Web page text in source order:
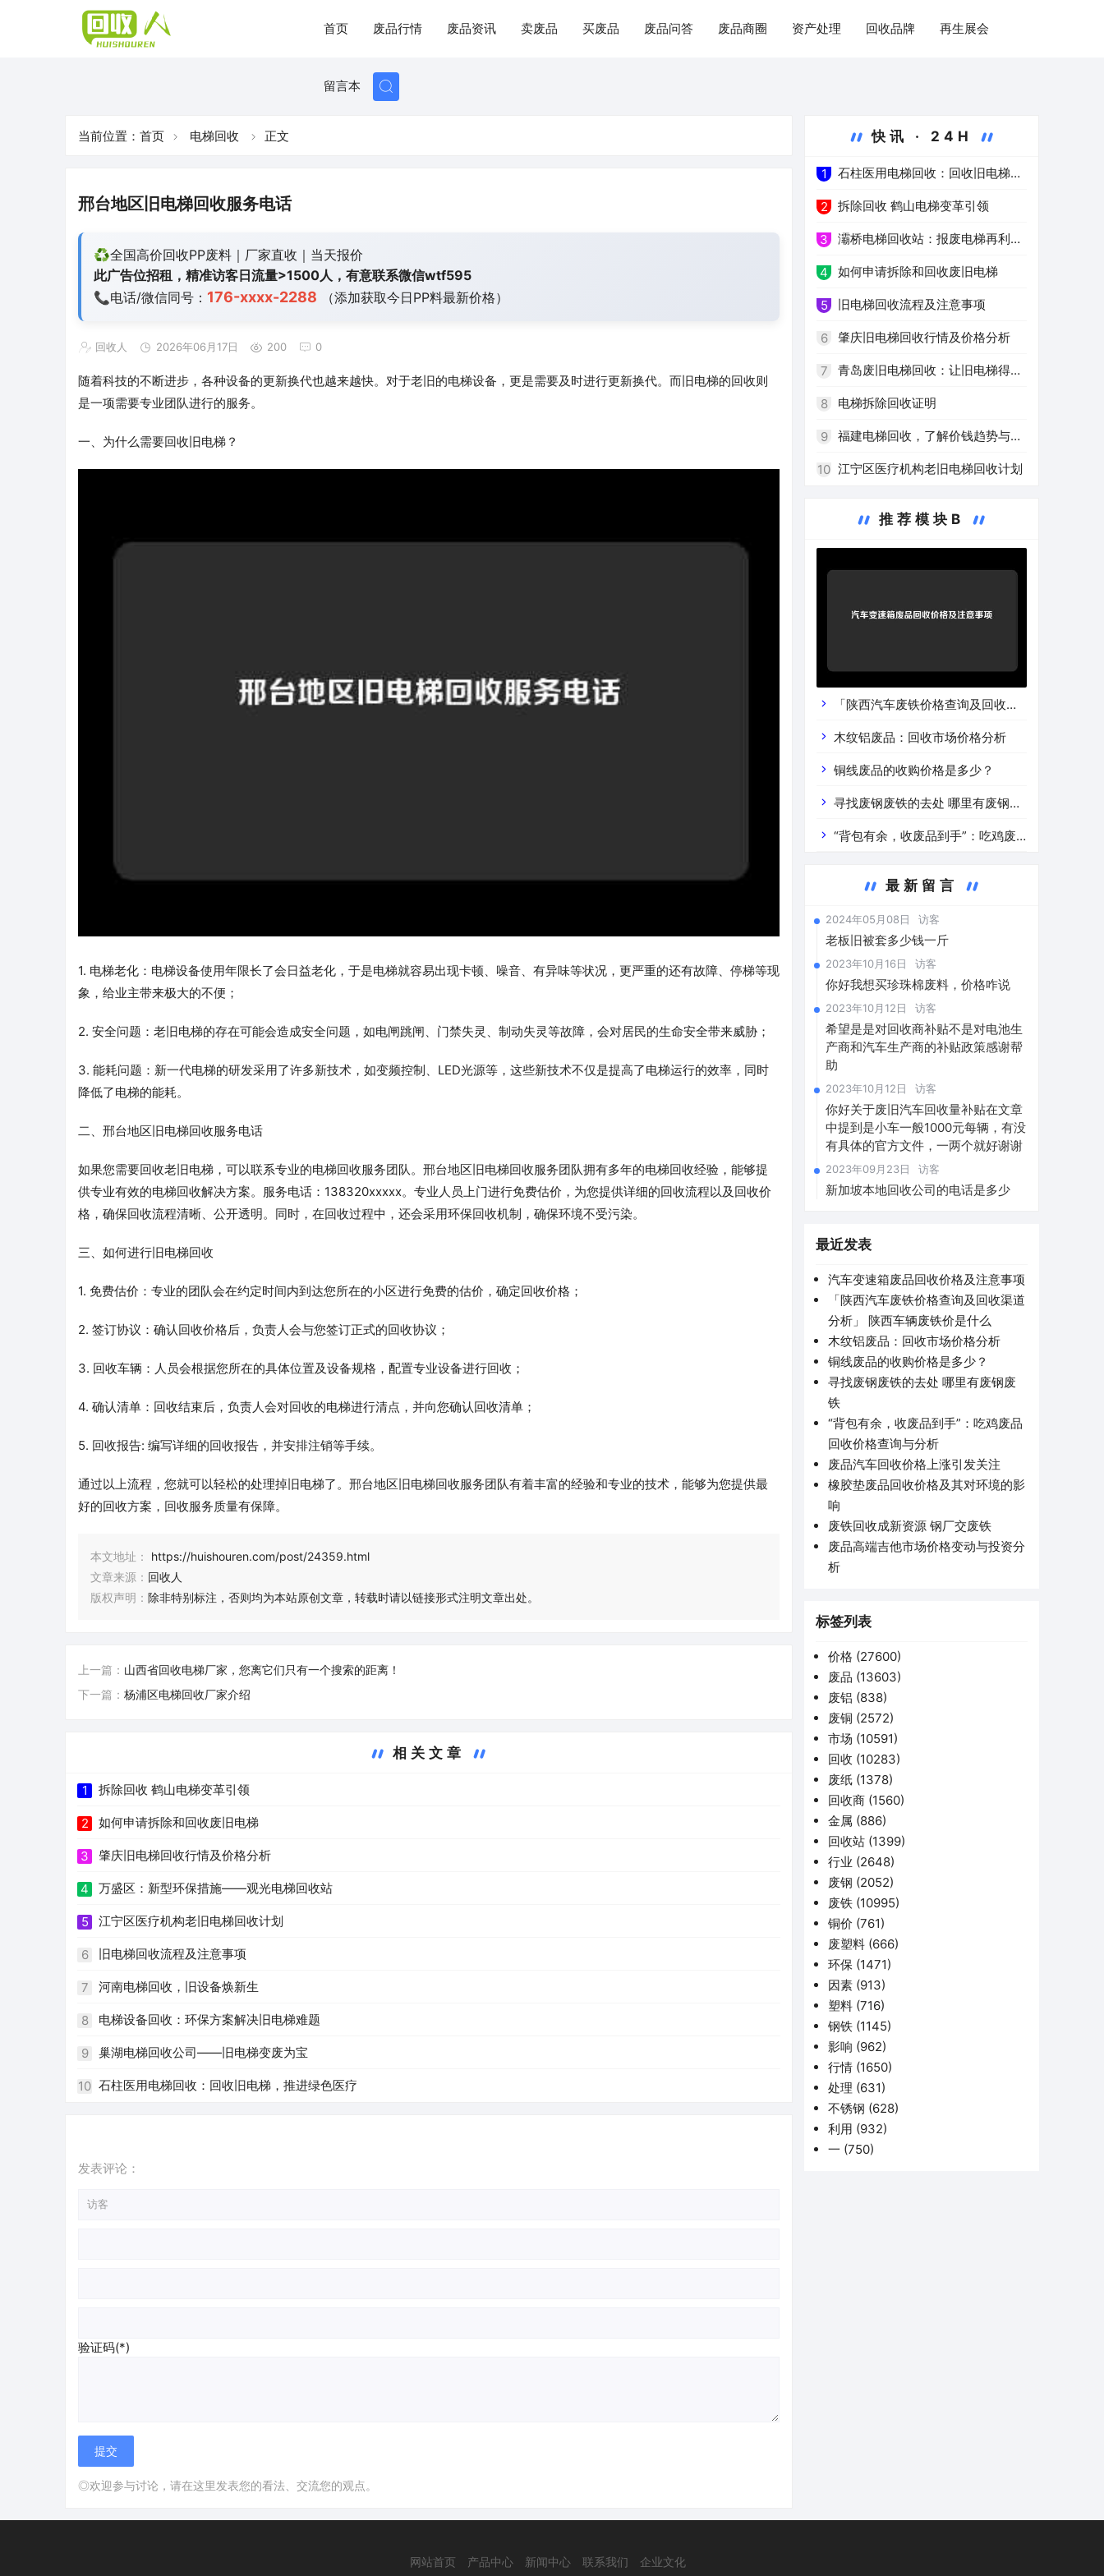
首页 废品行情 废品资讯 卖废品 买废品 废品问答 废品商圈 资产处理 回收品牌 再生展会
留言本
当前位置： 首页 电梯回收 正文
邢台地区旧电梯回收服务电话
♻️全国高价回收PP废料｜厂家直收｜当天报价
此广告位招租，精准访客日流量>1500人，有意联系微信wtf595
📞电话/微信同号： 176-xxxx-2288 （添加获取今日PP料最新价格）
回收人 2026年06月17日 200 0
随着科技的不断进步，各种设备的更新换代也越来越快。对于老旧的电梯设备，更是需要及时进行更新换代。而旧电梯的回收则
是一项需要专业团队进行的服务。
一、为什么需要回收旧电梯？
1. 电梯老化：电梯设备使用年限长了会日益老化，于是电梯就容易出现卡顿、噪音、有异味等状况，更严重的还有故障、停梯等现
象，给业主带来极大的不便；
2. 安全问题：老旧电梯的存在可能会造成安全问题，如电闸跳闸、门禁失灵、制动失灵等故障，会对居民的生命安全带来威胁；
3. 能耗问题：新一代电梯的研发采用了许多新技术，如变频控制、LED光源等，这些新技术不仅是提高了电梯运行的效率，同时
降低了电梯的能耗。
二、邢台地区旧电梯回收服务电话
如果您需要回收老旧电梯，可以联系专业的电梯回收服务团队。邢台地区旧电梯回收服务团队拥有多年的电梯回收经验，能够提
供专业有效的电梯回收解决方案。服务电话：138320xxxxx。专业人员上门进行免费估价，为您提供详细的回收流程以及回收价
格，确保回收流程清晰、公开透明。同时，在回收过程中，还会采用环保回收机制，确保环境不受污染。
三、如何进行旧电梯回收
1. 免费估价：专业的团队会在约定时间内到达您所在的小区进行免费的估价，确定回收价格；
2. 签订协议：确认回收价格后，负责人会与您签订正式的回收协议；
3. 回收车辆：人员会根据您所在的具体位置及设备规格，配置专业设备进行回收；
4. 确认清单：回收结束后，负责人会对回收的电梯进行清点，并向您确认回收清单；
5. 回收报告: 编写详细的回收报告，并安排注销等手续。
通过以上流程，您就可以轻松的处理掉旧电梯了。邢台地区旧电梯回收服务团队有着丰富的经验和专业的技术，能够为您提供最
好的回收方案，回收服务质量有保障。
本文地址：
https://huishouren.com/post/24359.html
文章来源： 回收人
版权声明： 除非特别标注，否则均为本站原创文章，转载时请以链接形式注明文章出处。
上一篇： 山西省回收电梯厂家，您离它们只有一个搜索的距离！
下一篇： 杨浦区电梯回收厂家介绍
相关文章
1 拆除回收 鹤山电梯变革引领
2 如何申请拆除和回收废旧电梯
3 肇庆旧电梯回收行情及价格分析
4 万盛区：新型环保措施——观光电梯回收站
5 江宁区医疗机构老旧电梯回收计划
6 旧电梯回收流程及注意事项
7 河南电梯回收，旧设备焕新生
8 电梯设备回收：环保方案解决旧电梯难题
9 巢湖电梯回收公司——旧电梯变废为宝
10 石柱医用电梯回收：回收旧电梯，推进绿色医疗
发表评论：
验证码(*)
◎欢迎参与讨论，请在这里发表您的看法、交流您的观点。
快讯 · 24H
1 石柱医用电梯回收：回收旧电梯，
推进绿色医疗
2 拆除回收 鹤山电梯变革引领
3 灞桥电梯回收站：报废电梯再利用
的环保之路
4 如何申请拆除和回收废旧电梯
5 旧电梯回收流程及注意事项
6 肇庆旧电梯回收行情及价格分析
7 青岛废旧电梯回收：让旧电梯得到
高效再利用
8 电梯拆除回收证明
9 福建电梯回收，了解价钱趋势与注
意事项
10 江宁区医疗机构老旧电梯回收计划
推荐模块B
「陕西汽车废铁价格查询及回收渠
道分析」 陕西车辆废铁价是什么
木纹铝废品：回收市场价格分析
铜线废品的收购价格是多少？
寻找废钢废铁的去处 哪里有废钢废
铁 “背包有余，收废品到手”：吃鸡废
最新留言
2024年05月08日 访客
老板旧被套多少钱一斤
2023年10月16日 访客
你好我想买珍珠棉废料，价格咋说
2023年10月12日 访客
希望是是对回收商补贴不是对电池生
产商和汽车生产商的补贴政策感谢帮
助
2023年10月12日 访客
你好关于废旧汽车回收量补贴在文章
中提到是小车一般1000元每辆，有没
有具体的官方文件，一两个就好谢谢
2023年09月23日 访客
新加坡本地回收公司的电话是多少
最近发表
汽车变速箱废品回收价格及注意事项
「陕西汽车废铁价格查询及回收渠道
分析」 陕西车辆废铁价是什么
木纹铝废品：回收市场价格分析
铜线废品的收购价格是多少？
寻找废钢废铁的去处 哪里有废钢废
铁
“背包有余，收废品到手”：吃鸡废品
回收价格查询与分析
废品汽车回收价格上涨引发关注
橡胶垫废品回收价格及其对环境的影
响
废铁回收成新资源 钢厂交废铁
废品高端吉他市场价格变动与投资分
析
标签列表
价格 (27600)
废品 (13603)
废铝 (838)
废铜 (2572)
市场 (10591)
回收 (10283)
废纸 (1378)
回收商 (1560)
金属 (886)
回收站 (1399)
行业 (2648)
废钢 (2052)
废铁 (10995)
铜价 (761)
废塑料 (666)
环保 (1471)
因素 (913)
塑料 (716)
钢铁 (1145)
影响 (962)
行情 (1650)
处理 (631)
不锈钢 (628)
利用 (932)
一 (750)
网站首页 产品中心 新闻中心 联系我们 企业文化